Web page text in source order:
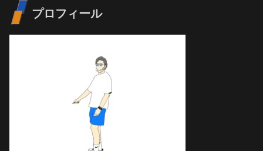
プロフィール